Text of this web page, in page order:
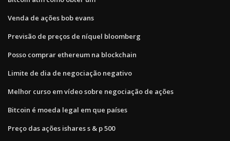
Venda de ações bob evans
Previsão de preços de níquel bloomberg
Posso comprar ethereum na blockchain
Limite de dia de negociação negativo
Melhor curso em vídeo sobre negociação de ações
Bitcoin é moeda legal em que países
Preço das ações ishares s & p 500